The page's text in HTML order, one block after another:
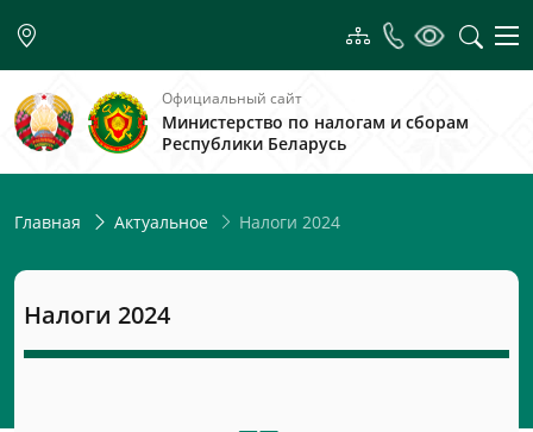
Официальный сайт
Министерство по налогам и сборам
Республики Беларусь
Главная Актуальное Налоги 2024
Налоги 2024